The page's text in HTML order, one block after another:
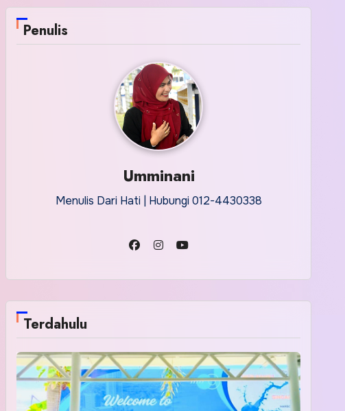
Penulis
Umminani
Menulis Dari Hati | Hubungi 012-4430338
Terdahulu